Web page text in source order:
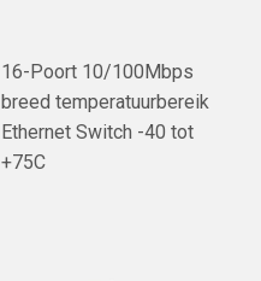
16-Poort 10/100Mbps
breed temperatuurbereik
Ethernet Switch -40 tot
+75C